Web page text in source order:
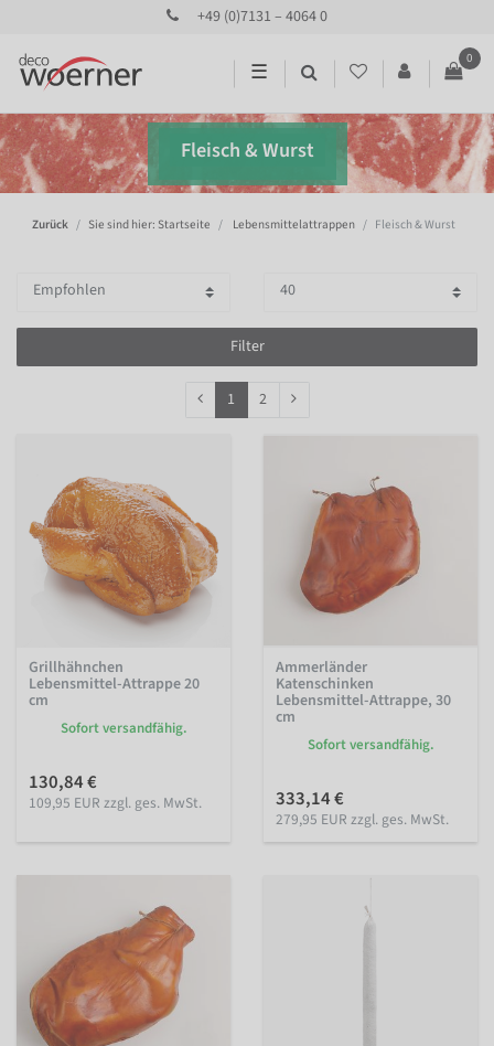
+49 (0)7131 – 4064 0
☰
0
Fleisch & Wurst
Zurück Sie sind hier: Startseite Lebensmittelattrappen Fleisch & Wurst
Filter
1 2
Grillhähnchen
Lebensmittel-Attrappe 20
cm
Sofort versandfähig.
130,84 €
109,95 EUR zzgl. ges. MwSt.
Ammerländer
Katenschinken
Lebensmittel-Attrappe, 30
cm
Sofort versandfähig.
333,14 €
279,95 EUR zzgl. ges. MwSt.